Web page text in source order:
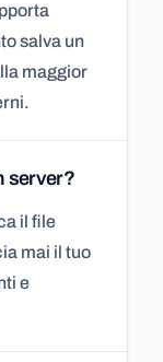
salva un
maggior
server?
il file
mai il tuo
e